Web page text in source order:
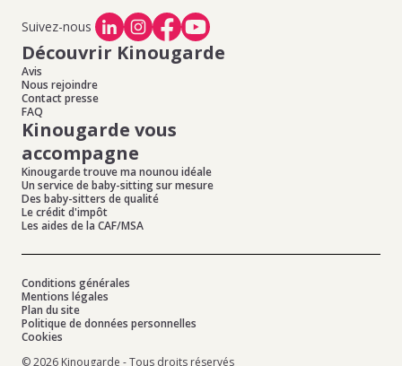
Suivez-nous
Découvrir Kinougarde
Avis
Nous rejoindre
Contact presse
FAQ
Kinougarde vous
accompagne
Kinougarde trouve ma nounou idéale
Un service de baby-sitting sur mesure
Des baby-sitters de qualité
Le crédit d'impôt
Les aides de la CAF/MSA
Conditions générales
Mentions légales
Plan du site
Politique de données personnelles
Cookies
© 2026 Kinougarde - Tous droits réservés